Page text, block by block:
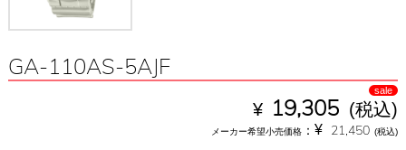
GA-110AS-5AJF
sale
¥ 19,305 (税込)
メーカー希望小売価格 ：¥ 21,450 (税込)